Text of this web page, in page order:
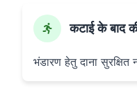
कटाई के बाद
भंडारण हेतु दाना